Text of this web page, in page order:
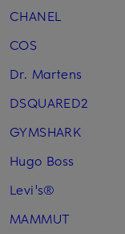
CHANEL
COS
Dr. Martens
DSQUARED2
GYMSHARK
Hugo Boss
Levi's®
MAMMUT